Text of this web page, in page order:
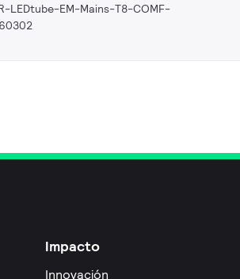
LEDtube-EM-Mains-T8-COMF-
Impacto
Innovación